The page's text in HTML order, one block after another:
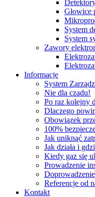
Głowice
System
System
Zawory
Informacje
System
Nie dla czadu!
Po raz kolejny
Dlaczego
Obowiązek
100%
Jak uniknąć
Jak działa i
Kiedy gaz się
Prowadzenie
Referencje od
Kontakt